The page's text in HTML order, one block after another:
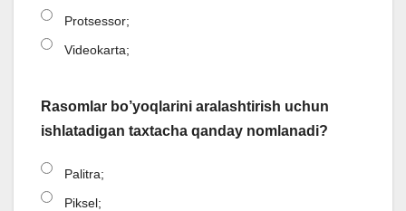
Protsessor;
Videokarta;
Rasomlar bo’yoqlarini aralashtirish uchun
ishlatadigan taxtacha qanday nomlanadi?
Palitra;
Piksel;